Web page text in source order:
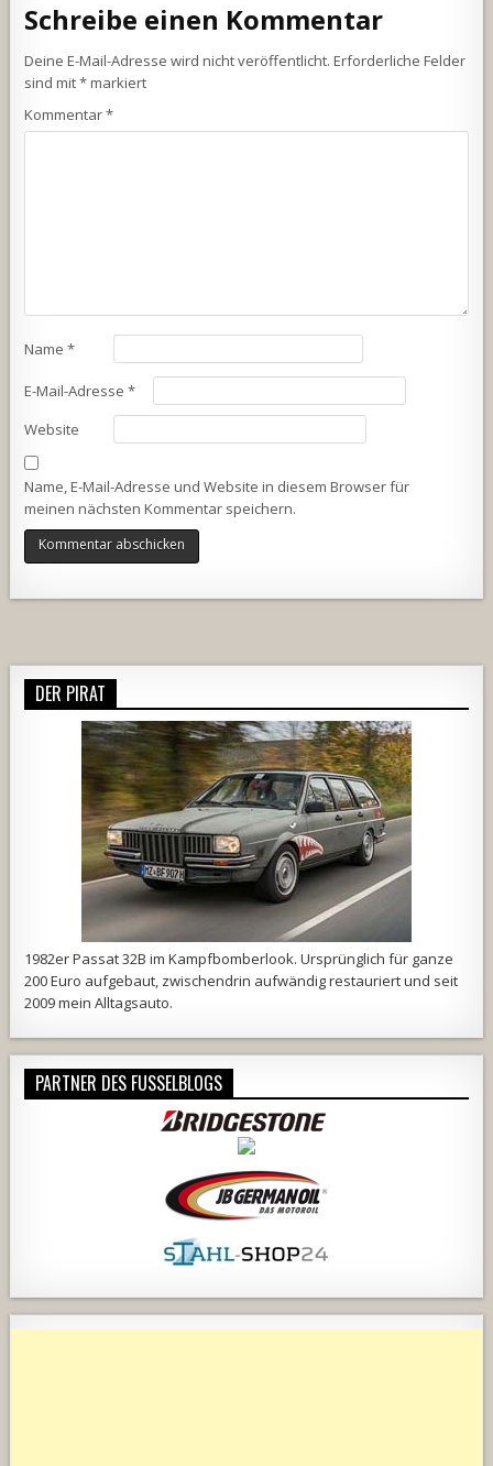
Schreibe einen Kommentar
Deine E-Mail-Adresse wird nicht veröffentlicht. Erforderliche Felder
sind mit*markiert
Kommentar*
Name*
E-Mail-Adresse*
Website
Name, E-Mail-Adresse und Website in diesem Browser für
meinen nächsten Kommentar speichern.
DER PIRAT
1982er Passat 32B im Kampfbomberlook. Ursprünglich für ganze
200 Euro aufgebaut, zwischendrin aufwändig restauriert und seit
2009 mein Alltagsauto.
PARTNER DES FUSSELBLOGS